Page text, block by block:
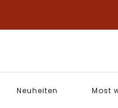
Neuheiten Most